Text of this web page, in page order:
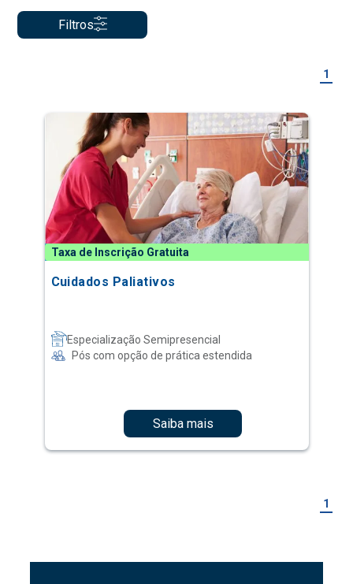
Filtros
1
Taxa de Inscrição Gratuita
Cuidados Paliativos
Especialização Semipresencial
Pós com opção de prática estendida
Saiba mais
1